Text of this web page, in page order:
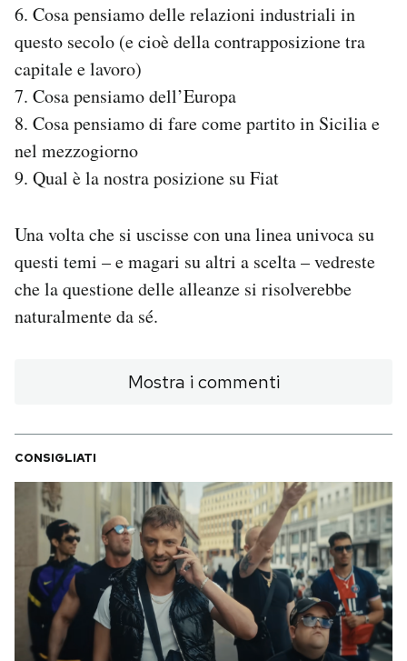
6. Cosa pensiamo delle relazioni industriali in
questo secolo (e cioè della contrapposizione tra
capitale e lavoro)
7. Cosa pensiamo dell’Europa
8. Cosa pensiamo di fare come partito in Sicilia e
nel mezzogiorno
9. Qual è la nostra posizione su Fiat
Una volta che si uscisse con una linea univoca su
questi temi – e magari su altri a scelta – vedreste
che la questione delle alleanze si risolverebbe
naturalmente da sé.
Mostra i commenti
CONSIGLIATI